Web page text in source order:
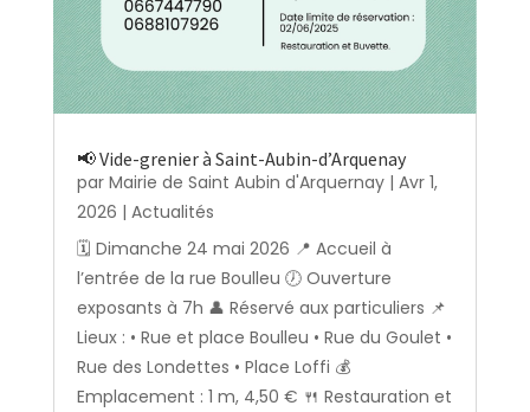
📢 Vide-grenier à Saint-Aubin-d’Arquenay
par Mairie de Saint Aubin d'Arquernay| Avr 1,
2026 | Actualités
🗓️ Dimanche 24 mai 2026 📍 Accueil à
l’entrée de la rue Boulleu 🕖 Ouverture
exposants à 7h 👤 Réservé aux particuliers 📌
Lieux : • Rue et place Boulleu • Rue du Goulet •
Rue des Londettes • Place Loffi 💰
Emplacement : 1 m, 4,50 € 🍴 Restauration et